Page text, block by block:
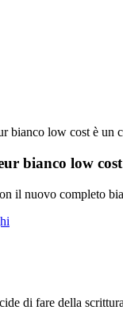
bianco low cost è un
bianco low
il nuovo completo
di fare della